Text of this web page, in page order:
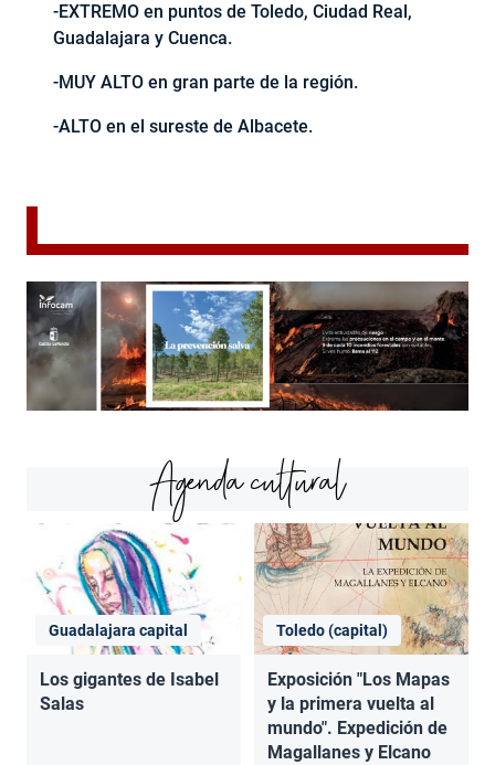
-EXTREMO en puntos de Toledo, Ciudad Real,
Guadalajara y Cuenca.
-MUY ALTO en gran parte de la región.
-ALTO en el sureste de Albacete.
Agenda cultural
Guadalajara capital
Los gigantes de Isabel
Salas
Toledo (capital)
Exposición "Los Mapas
y la primera vuelta al
mundo". Expedición de
Magallanes y Elcano